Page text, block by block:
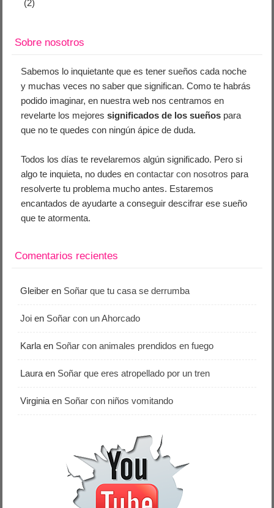
(2)
Sobre nosotros
Sabemos lo inquietante que es tener sueños cada noche
y muchas veces no saber que significan. Como te habrás
podido imaginar, en nuestra web nos centramos en
revelarte los mejoressignificados de los sueños para
que no te quedes con ningún ápice de duda.
Todos los días te revelaremos algún significado. Pero si
algo te inquieta, no dudes encontactar con nosotros para
resolverte tu problema mucho antes. Estaremos
encantados de ayudarte a conseguir descifrar ese sueño
que te atormenta.
Comentarios recientes
Gleiber en Soñar que tu casa se derrumba
Joi en Soñar con un Ahorcado
Karla en Soñar con animales prendidos en fuego
Laura en Soñar que eres atropellado por un tren
Virginia en Soñar con niños vomitando